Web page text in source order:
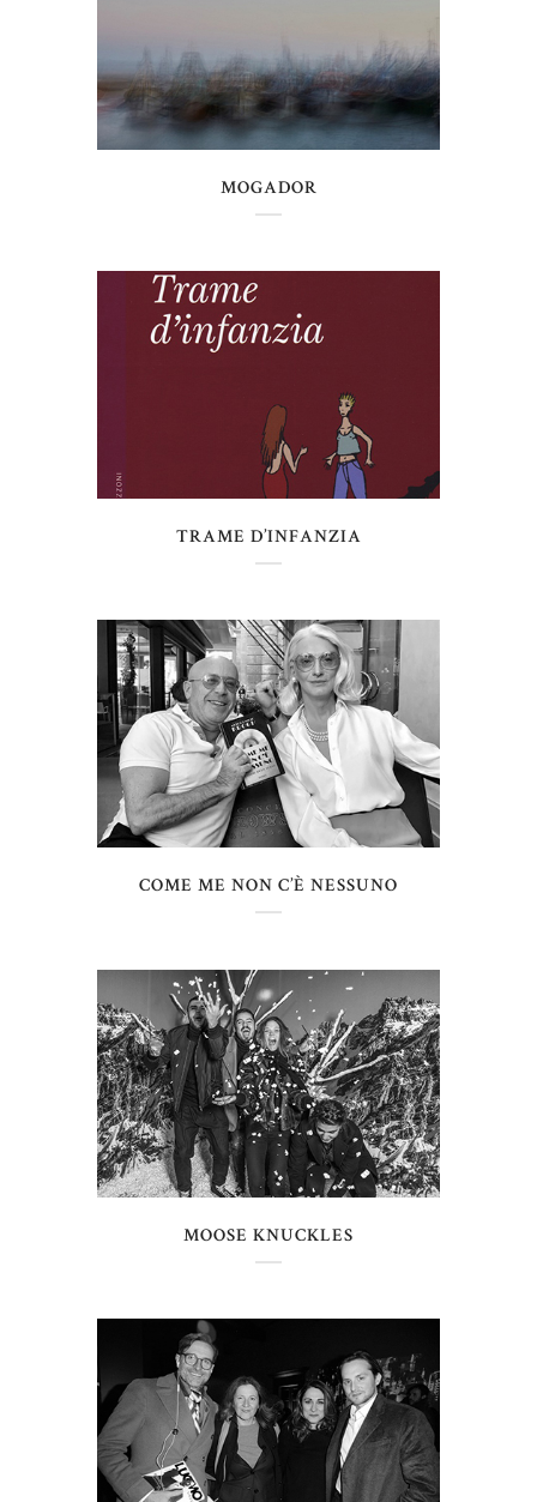
MOGADOR
TRAME D’INFANZIA
COME ME NON C’È NESSUNO
MOOSE KNUCKLES